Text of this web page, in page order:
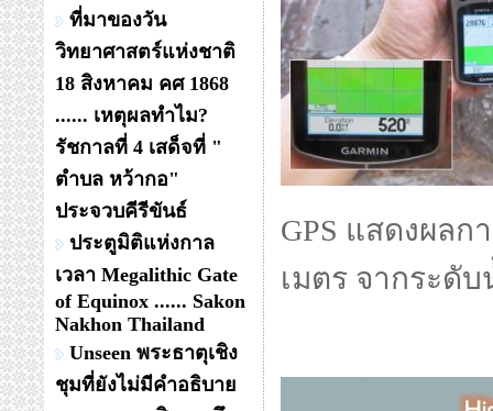
ที่มาของวัน
วิทยาศาสตร์แห่งชาติ
18 สิงหาคม คศ 1868
...... เหตุผลทำไม?
รัชกาลที่ 4 เสด็จที่ "
ตำบล หว้ากอ"
ประจวบคีรีขันธ์
ประตูมิติแห่งกาล
เวลา Megalithic Gate
of Equinox ...... Sakon
Nakhon Thailand
Unseen พระธาตุเชิง
ชุมที่ยังไม่มีคำอธิบาย
GPS แสดงผลก
เมตร จากระดับ